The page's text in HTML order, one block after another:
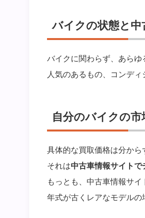
バイクの状態と中
バイクに関わらず、あらゆ
人気のあるもの、コンデ
自分のバイクの
具体的な買取価格は分か
それは中古車情報サイトで
もっとも、中古車情報サ
年式が古くレアなモデルの